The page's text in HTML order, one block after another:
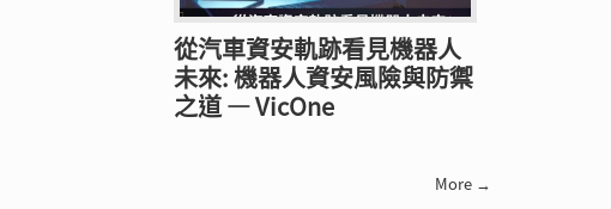
從汽車資安軌跡看見機器人
未來: 機器人資安風險與防禦
之道 — VicOne
More →